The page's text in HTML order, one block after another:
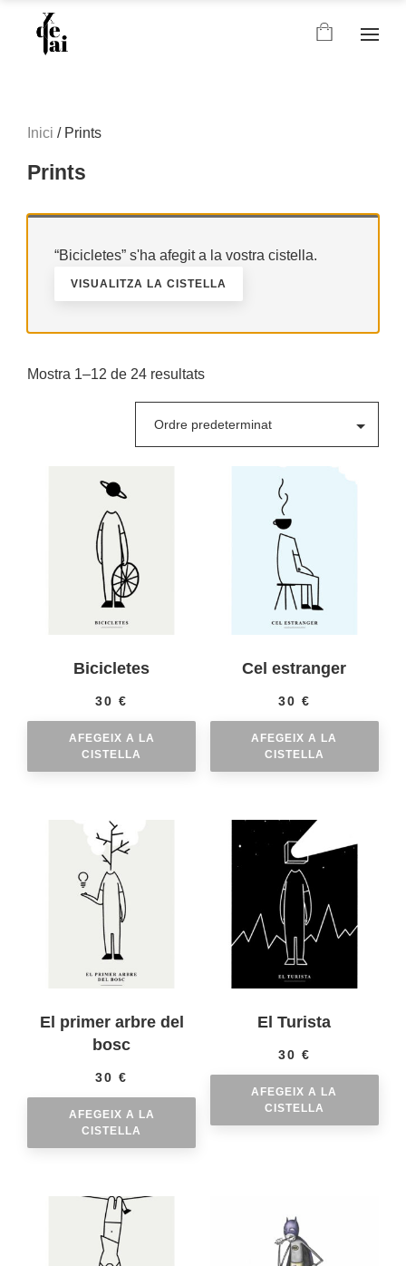
Inici / Prints
Prints
“Bicicletes” s'ha afegit a la vostra cistella.
VISUALITZA LA CISTELLA
Mostra 1–12 de 24 resultats
Bicicletes
30€
AFEGEIX A LA
CISTELLA
Cel estranger
30 €
AFEGEIX A LA
CISTELLA
El primer arbre del
bosc
30€
AFEGEIX A LA
CISTELLA
El Turista
30 €
AFEGEIX A LA
CISTELLA